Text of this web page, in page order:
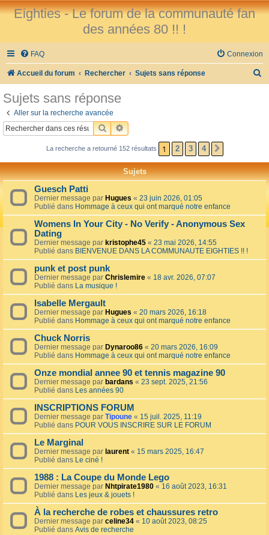
Eighties - Le forum de la communauté fan
des années 80 !! !
FAQ Connexion
Accueil du forum Rechercher Sujets sans réponse
h
r
Sujets sans réponse
Aller sur la recherche avancée
RECHERCHER
RECHERCHE AVANCÉE
La recherche a retourné 152 résultats 1 2 3 4
Sujets
Guesch Patti
Dernier message par Hugues « 23 juin 2026, 01:05
Publié dans Hommage à ceux qui ont marqué notre enfance
Womens In Your City - No Verify - Anonymous Sex
Dating
Dernier message par kristophe45 « 23 mai 2026, 14:55
Publié dans BIENVENUE DANS LA COMMUNAUTE EIGHTIES !! !
punk et post punk
Dernier message par Chrislemire « 18 avr. 2026, 07:07
Publié dans La musique !
Isabelle Mergault
Dernier message par Hugues « 20 mars 2026, 16:18
Publié dans Hommage à ceux qui ont marqué notre enfance
Chuck Norris
Dernier message par Dynaroo86 « 20 mars 2026, 16:09
Publié dans Hommage à ceux qui ont marqué notre enfance
Onze mondial annee 90 et tennis magazine 90
Dernier message par bardans « 23 sept. 2025, 21:56
Publié dans Les années 90
INSCRIPTIONS FORUM
Dernier message par Tipoune « 15 juil. 2025, 11:19
Publié dans POUR VOUS INSCRIRE SUR LE FORUM
Le Marginal
Dernier message par laurent « 15 mars 2025, 16:47
Publié dans Le ciné !
1988 : La Coupe du Monde Lego
Dernier message par Nhtpirate1980 « 16 août 2023, 16:31
Publié dans Les jeux & jouets !
À la recherche de robes et chaussures retro
Dernier message par celine34 « 10 août 2023, 08:25
Publié dans Avis de recherche